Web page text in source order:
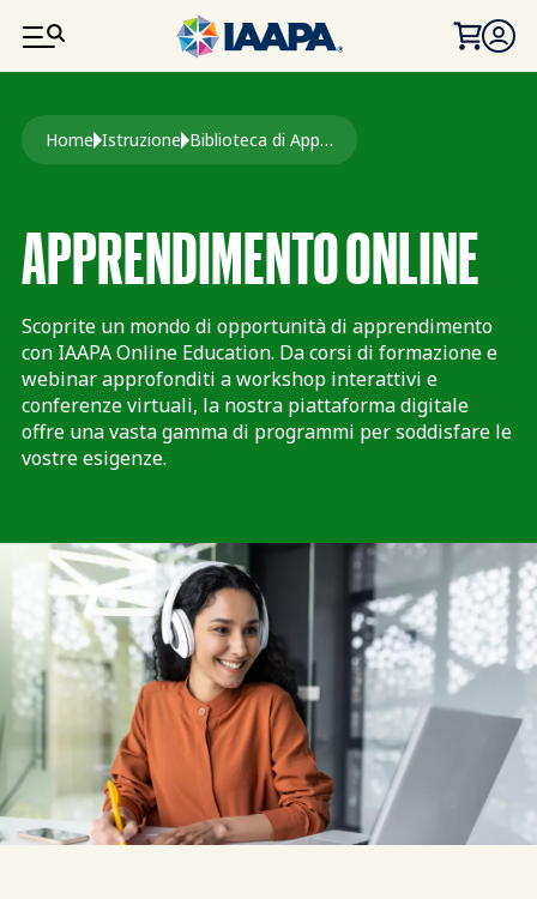
SALTA AL CONTENUTO PRINCIPALE
Briciole di pane
Home Istruzione Biblioteca di Apprendimento IAAPA
APPRENDIMENTO ONLINE
Scoprite un mondo di opportunità di apprendimento
con IAAPA Online Education. Da corsi di formazione e
webinar approfonditi a workshop interattivi e
conferenze virtuali, la nostra piattaforma digitale
offre una vasta gamma di programmi per soddisfare le
vostre esigenze.